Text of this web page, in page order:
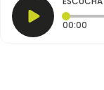
00:00